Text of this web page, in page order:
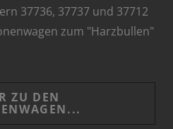
37736, 37737 und 37712
zum "Harzbullen"
ZU DEN